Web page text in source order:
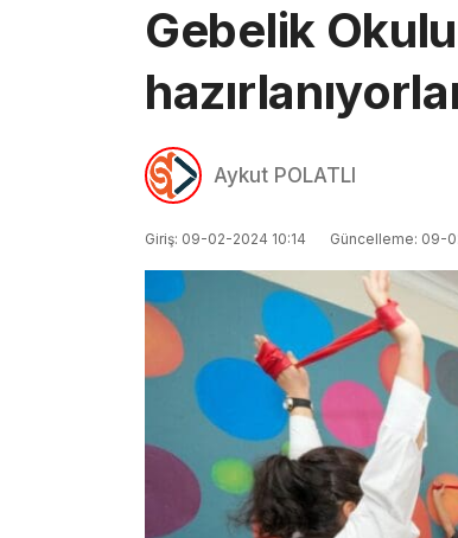
Gebelik
Aykut POLATLI
Giriş: 09-02-2024 10:14 Güncelleme: 09-